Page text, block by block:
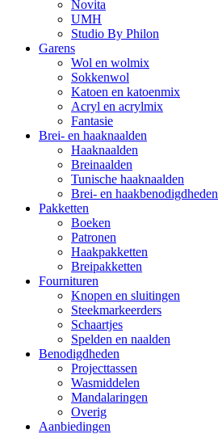
Novita
UMH
Studio By Philon
Garens
Wol en wolmix
Sokkenwol
Katoen en katoenmix
Acryl en acrylmix
Fantasie
Brei- en haaknaalden
Haaknaalden
Breinaalden
Tunische haaknaalden
Brei- en haakbenodigdheden
Pakketten
Boeken
Patronen
Haakpakketten
Breipakketten
Fournituren
Knopen en sluitingen
Steekmarkeerders
Schaartjes
Spelden en naalden
Benodigdheden
Projecttassen
Wasmiddelen
Mandalaringen
Overig
Aanbiedingen